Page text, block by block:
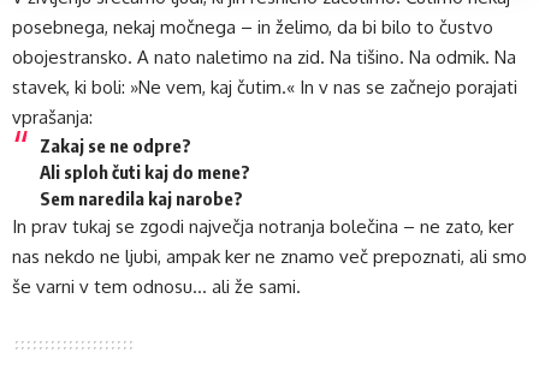
posebnega, nekaj močnega – in želimo, da bi bilo to čustvo
obojestransko. A nato naletimo na zid. Na tišino. Na odmik. Na
stavek, ki boli: »Ne vem, kaj čutim.« In v nas se začnejo porajati
vprašanja:
Zakaj se ne odpre?
Ali sploh čuti kaj do mene?
Sem naredila kaj narobe?
In prav tukaj se zgodi največja notranja bolečina – ne zato, ker
nas nekdo ne ljubi, ampak ker ne znamo več prepoznati, ali smo
še varni v tem odnosu… ali že sami.